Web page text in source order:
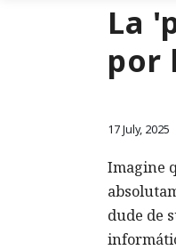
La
por
17 July, 2025
Imagine
dude de